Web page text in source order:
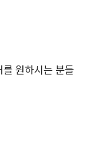
원하시는 분들